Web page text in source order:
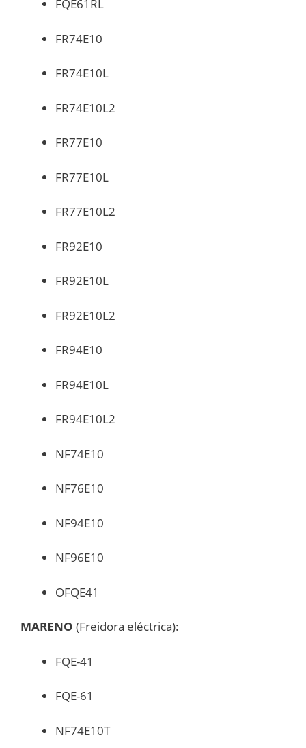
FQE61RL
FR74E10
FR74E10L
FR74E10L2
FR77E10
FR77E10L
FR77E10L2
FR92E10
FR92E10L
FR92E10L2
FR94E10
FR94E10L
FR94E10L2
NF74E10
NF76E10
NF94E10
NF96E10
OFQE41
MARENO (Freidora eléctrica):
FQE-41
FQE-61
NF74E10T